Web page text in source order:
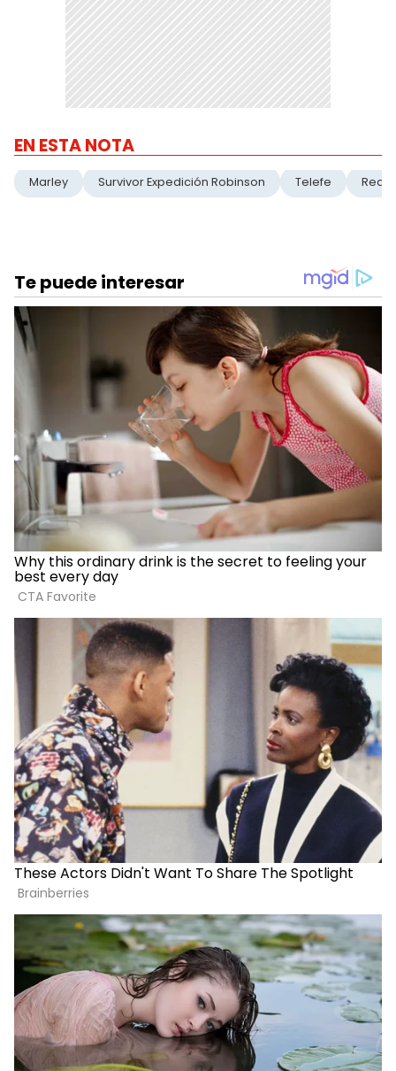
EN ESTA NOTA
Marley Survivor Expedición Robinson Telefe